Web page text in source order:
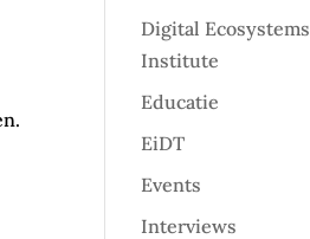
Digital Ecosystems
Institute
Educatie
EiDT
Events
Interviews